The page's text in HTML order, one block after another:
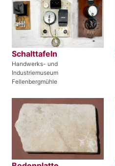
Schalttafeln
Handwerks- und
Industriemuseum
Fellenbergmühle